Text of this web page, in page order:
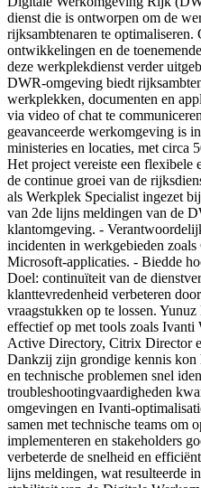
dienst die is ontworpen om de
rijksambtenaren te optimaliseren.
ontwikkelingen en de
deze werkplekdienst verder
DWR-omgeving biedt
werkplekken, documenten en
via video of chat te
geavanceerde werkomgeving is
ministeries en locaties, met circa
Het project vereiste een flexibele
de continue groei van de
als Werkplek Specialist ingezet
van 2de lijns meldingen van de
klantomgeving. -
incidenten in werkgebieden
Microsoft-applicaties. - Biedde
Doel: continuïteit van de
klanttevredenheid verbeteren
vraagstukken op te lossen.
effectief op met tools zoals
Active Directory, Citrix Director
Dankzij zijn grondige kennis kon
en technische problemen snel
troubleshootingvaardigheden
omgevingen en Ivanti-
samen met technische teams om
implementeren en stakeholders
verbeterde de snelheid en
lijns meldingen, wat resulteerde